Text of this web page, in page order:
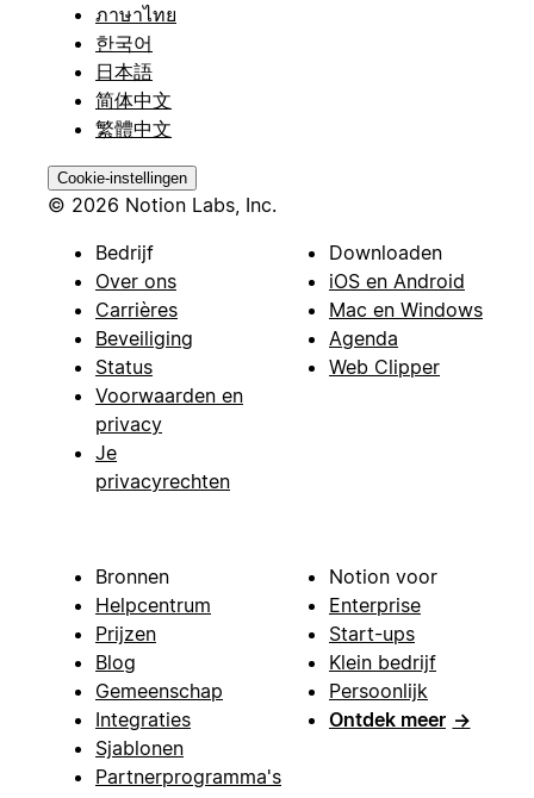
ภาษาไทย
한국어
日本語
简体中文
繁體中文
Cookie-instellingen
© 2026 Notion Labs, Inc.
Bedrijf
Over ons
Carrières
Beveiliging
Status
Voorwaarden en
privacy
Je
privacyrechten
Downloaden
iOS en Android
Mac en Windows
Agenda
Web Clipper
Bronnen
Helpcentrum
Prijzen
Blog
Gemeenschap
Integraties
Sjablonen
Partnerprogramma's
Notion voor
Enterprise
Start-ups
Klein bedrijf
Persoonlijk
Ontdek meer →